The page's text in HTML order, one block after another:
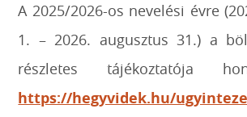
A 2025/2026-os nevelési évre
1. – 2026. augusztus 31.) a
részletes tájékoztatója
https://hegyvidek.hu/